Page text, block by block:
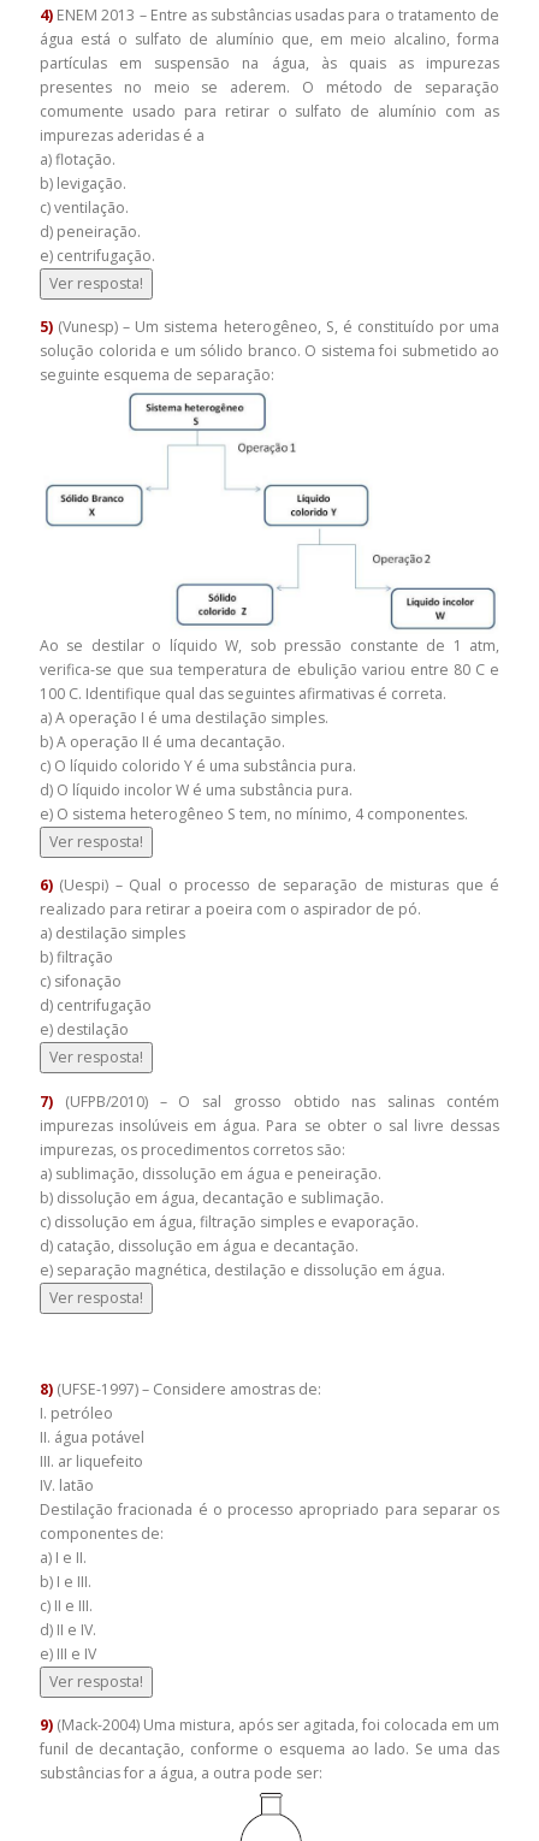
4) ENEM 2013 – Entre as substâncias usadas para o tratamento de
água está o sulfato de alumínio que, em meio alcalino, forma
partículas em suspensão na água, às quais as impurezas
presentes no meio se aderem. O método de separação
comumente usado para retirar o sulfato de alumínio com as
impurezas aderidas é a
a) flotação.
b) levigação.
c) ventilação.
d) peneiração.
e) centrifugação.
Ver resposta!
5) (Vunesp) – Um sistema heterogêneo, S, é constituído por uma
solução colorida e um sólido branco. O sistema foi submetido ao
seguinte esquema de separação:
Ao se destilar o líquido W, sob pressão constante de 1 atm,
verifica-se que sua temperatura de ebulição variou entre 80 C e
100 C. Identifique qual das seguintes afirmativas é correta.
a) A operação I é uma destilação simples.
b) A operação II é uma decantação.
c) O líquido colorido Y é uma substância pura.
d) O líquido incolor W é uma substância pura.
e) O sistema heterogêneo S tem, no mínimo, 4 componentes.
Ver resposta!
6) (Uespi) – Qual o processo de separação de misturas que é
realizado para retirar a poeira com o aspirador de pó.
a) destilação simples
b) filtração
c) sifonação
d) centrifugação
e) destilação
Ver resposta!
7) (UFPB/2010) – O sal grosso obtido nas salinas contém
impurezas insolúveis em água. Para se obter o sal livre dessas
impurezas, os procedimentos corretos são:
a) sublimação, dissolução em água e peneiração.
b) dissolução em água, decantação e sublimação.
c) dissolução em água, filtração simples e evaporação.
d) catação, dissolução em água e decantação.
e) separação magnética, destilação e dissolução em água.
Ver resposta!
8) (UFSE-1997) – Considere amostras de:
I. petróleo
II. água potável
III. ar liquefeito
IV. latão
Destilação fracionada é o processo apropriado para separar os
componentes de:
a) I e II.
b) I e III.
c) II e III.
d) II e IV.
e) III e IV
Ver resposta!
9) (Mack-2004) Uma mistura, após ser agitada, foi colocada em um
funil de decantação, conforme o esquema ao lado. Se uma das
substâncias for a água, a outra pode ser: